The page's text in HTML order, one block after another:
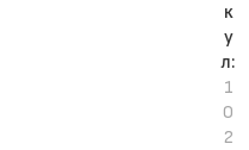
к
у
л:
1
0
2